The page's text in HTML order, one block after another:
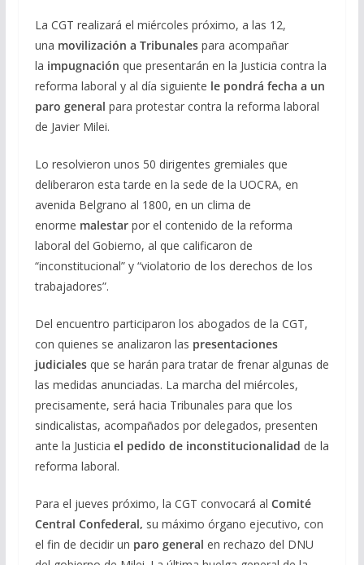
La CGT realizará el miércoles próximo, a las 12,
una movilización a Tribunalespara acompañar
la impugnación que presentarán en la Justicia contra la
reforma laboral y al día siguiente le pondrá fecha a un
paro general para protestar contra la reforma laboral
de Javier Milei.
Lo resolvieron unos 50 dirigentes gremiales que
deliberaron esta tarde en la sede de la UOCRA, en
avenida Belgrano al 1800, en un clima de
enorme malestar por el contenido de la reforma
laboral del Gobierno, al que calificaron de
“inconstitucional” y “violatorio de los derechos de los
trabajadores”.
Del encuentro participaron los abogados de la CGT,
con quienes se analizaron las presentaciones
judicialesque se harán para tratar de frenar algunas de
las medidas anunciadas. La marcha del miércoles,
precisamente, será hacia Tribunales para que los
sindicalistas, acompañados por delegados, presenten
ante la Justicia el pedido de inconstitucionalidad de la
reforma laboral.
Para el jueves próximo, la CGT convocará al Comité
Central Confederal, su máximo órgano ejecutivo, con
el fin de decidir un paro general en rechazo del DNU